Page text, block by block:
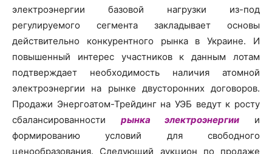
электроэнергии базовой нагрузки из-под
регулируемого сегмента закладывает основы
действительно конкурентного рынка в Украине. И
повышенный интерес участников к данным лотам
подтверждает необходимость наличия атомной
электроэнергии на рынке двусторонних договоров.
Продажи Энергоатом-Трейдинг на УЭБ ведут к росту
сбалансированности рынка электроэнергии и
формированию условий для свободного
ценообразования. Следующий аукцион по продаже